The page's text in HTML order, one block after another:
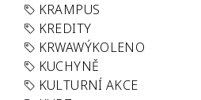
KRAMPUS
KREDITY
KRWAWÝKOLENO
KUCHYNĚ
KULTURNÍ AKCE